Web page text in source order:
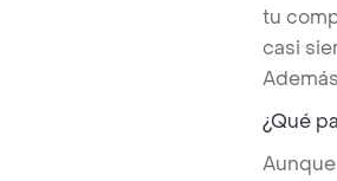
tu
casi
¿Qué